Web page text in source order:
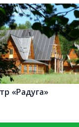
«Радуга»